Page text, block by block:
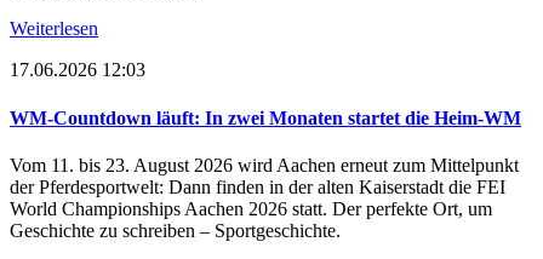
Weiterlesen
17.06.2026 12:03
WM-Countdown läuft: In zwei Monaten startet die Heim-WM
Vom 11. bis 23. August 2026 wird Aachen erneut zum Mittelpunkt
der Pferdesportwelt: Dann finden in der alten Kaiserstadt die FEI
World Championships Aachen 2026 statt. Der perfekte Ort, um
Geschichte zu schreiben – Sportgeschichte.